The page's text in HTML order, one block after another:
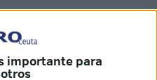
importante para